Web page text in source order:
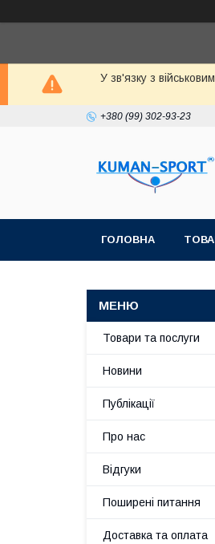
У зв'язку з
+380 (99) 302-93-23
ГОЛОВНА
Товари та послуги
Новини
Публікації
Про нас
Відгуки
Поширені питання
Доставка та оплата